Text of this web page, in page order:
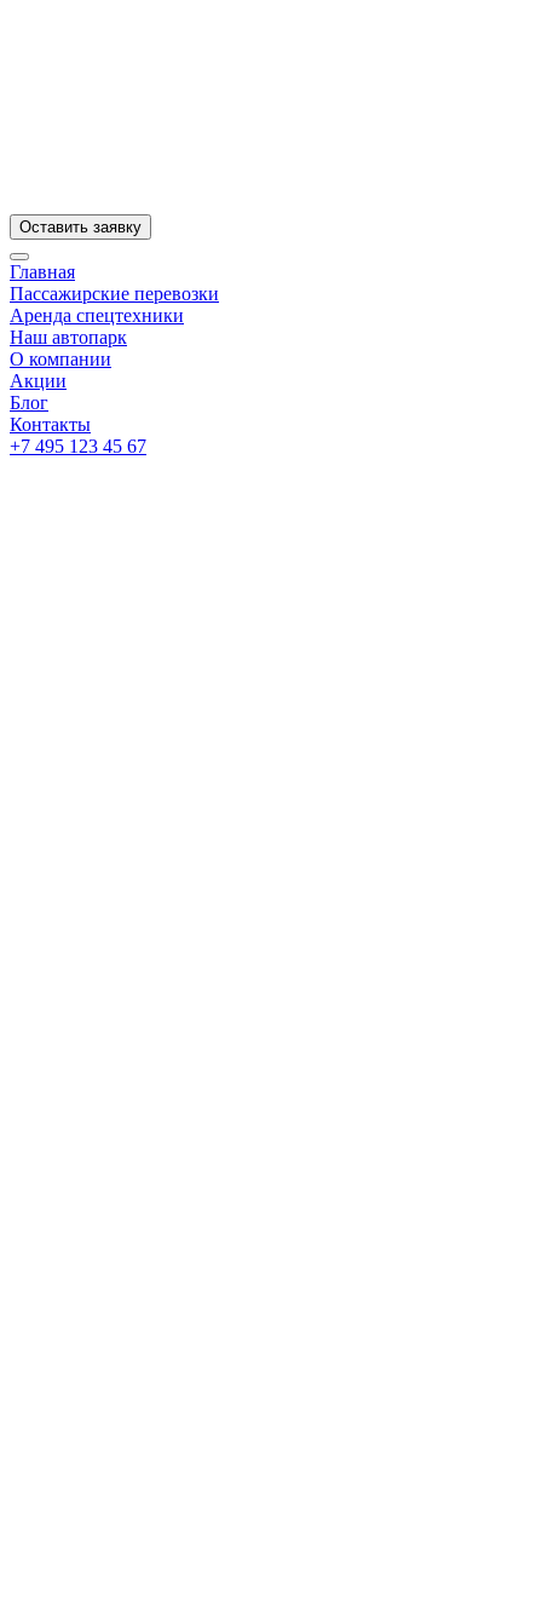
Оставить заявку
Главная
Пассажирские перевозки
Аренда спецтехники
Наш автопарк
О компании
Акции
Блог
Контакты
+7 495 123 45 67